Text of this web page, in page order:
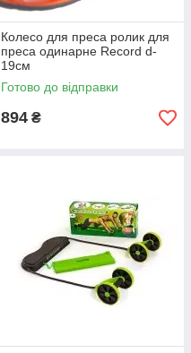
Колесо для преса ролик для
преса одинарне Record d-
19см
Готово до відправки
894 ₴